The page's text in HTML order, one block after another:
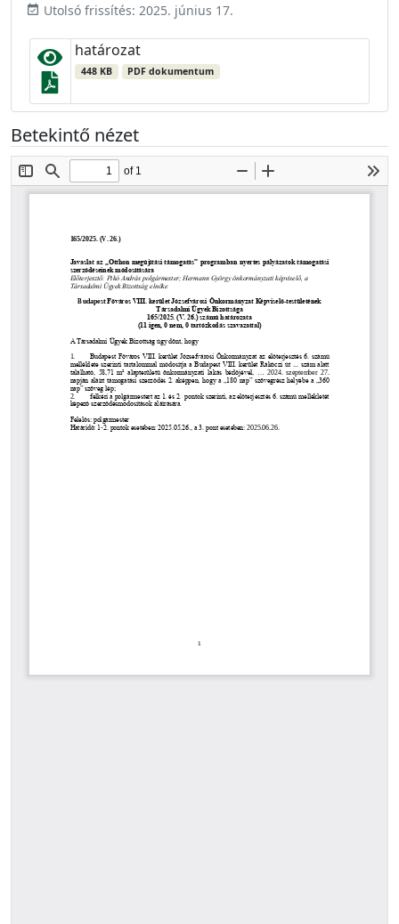
event_available Utolsó frissítés: 2025. június 17.
határozat
448 KB PDF dokumentum
Betekintő nézet